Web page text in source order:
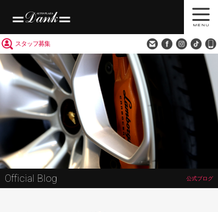
スタッフ募集
Official Blog 公式ブログ